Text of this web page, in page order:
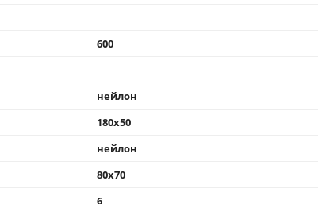
600
нейлон
180x50
нейлон
80x70
6